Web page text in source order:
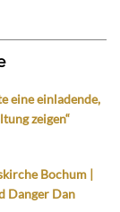
eine einladende,
zeigen“
Bochum |
Danger Dan